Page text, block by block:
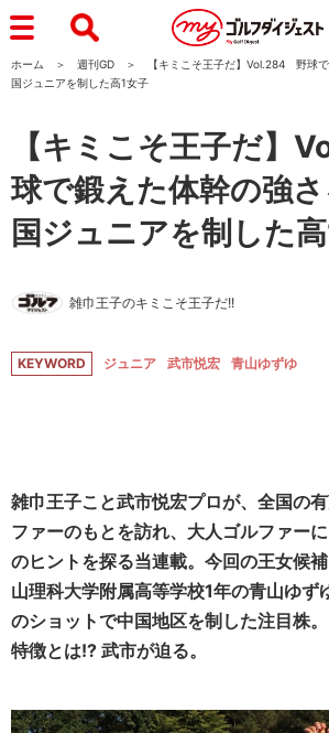
ホーム 週刊GD
【キミこそ王子だ】Vol.284 野球
国ジュニアを制した高1女子
【キミこそ王子だ
球で鍛えた体幹の強
国ジュニアを制した
雑巾王子のキミこそ王子だ!!
KEYWORD ジュニア 武市悦宏 青山ゆずゆ
雑巾王子こと武市悦宏プロが、全国の
ファーのもとを訪れ、大人ゴルファー
のヒントを探る当連載。今回の王女候
山理科大学附属高等学校1年の青山ゆず
のショットで中国地区を制した注目株
特徴とは!? 武市が迫る。